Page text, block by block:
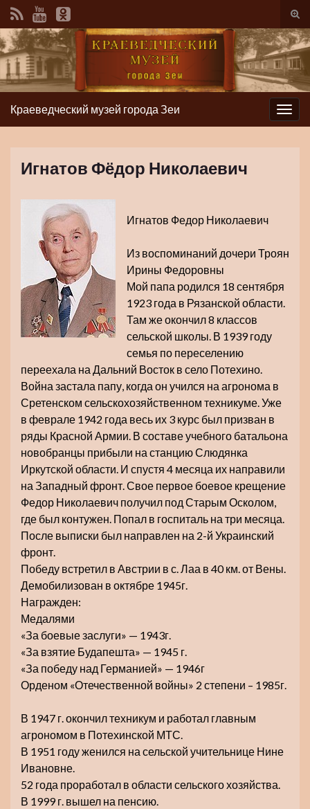
Вкл/
Вкл/
выкл
Краеведческий музей города Зеи
Игнатов Фёдор Николаевич
Игнатов Федор Николаевич
Из воспоминаний дочери Троян
Ирины Федоровны
Мой папа родился 18 сентября
1923 года в Рязанской области.
Там же окончил 8 классов
сельской школы. В 1939 году
семья по переселению
переехала на Дальний Восток в село Потехино.
Война застала папу, когда он учился на агронома в
Сретенском сельскохозяйственном техникуме. Уже
в феврале 1942 года весь их 3 курс был призван в
ряды Красной Армии. В составе учебного батальона
новобранцы прибыли на станцию Слюдянка
Иркутской области. И спустя 4 месяца их направили
на Западный фронт. Свое первое боевое крещение
Федор Николаевич получил под Старым Осколом,
где был контужен. Попал в госпиталь на три месяца.
После выписки был направлен на 2-й Украинский
фронт.
Победу встретил в Австрии в с. Лаа в 40 км. от Вены.
Демобилизован в октябре 1945г.
Награжден:
Медалями
«За боевые заслуги» — 1943г.
«За взятие Будапешта» — 1945 г.
«За победу над Германией» — 1946г
Орденом «Отечественной войны» 2 степени – 1985г.
В 1947 г. окончил техникум и работал главным
агрономом в Потехинской МТС.
В 1951 году женился на сельской учительнице Нине
Ивановне.
52 года проработал в области сельского хозяйства.
В 1999 г. вышел на пенсию.